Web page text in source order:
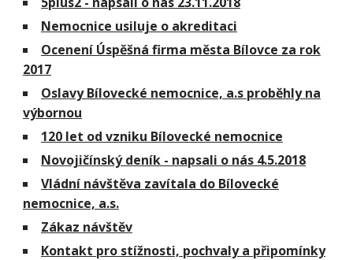
Nemocnice usiluje o akreditaci
Ocenení Úspěšná firma města Bílovce za rok
2017
Oslavy Bílovecké nemocnice, a.s proběhly na
výbornou
120 let od vzniku Bílovecké nemocnice
Novojičínský deník - napsali o nás 4.5.2018
Vládní návštěva zavítala do Bílovecké
nemocnice, a.s.
Zákaz návštěv
Kontakt pro stížnosti, pochvaly a připomínky